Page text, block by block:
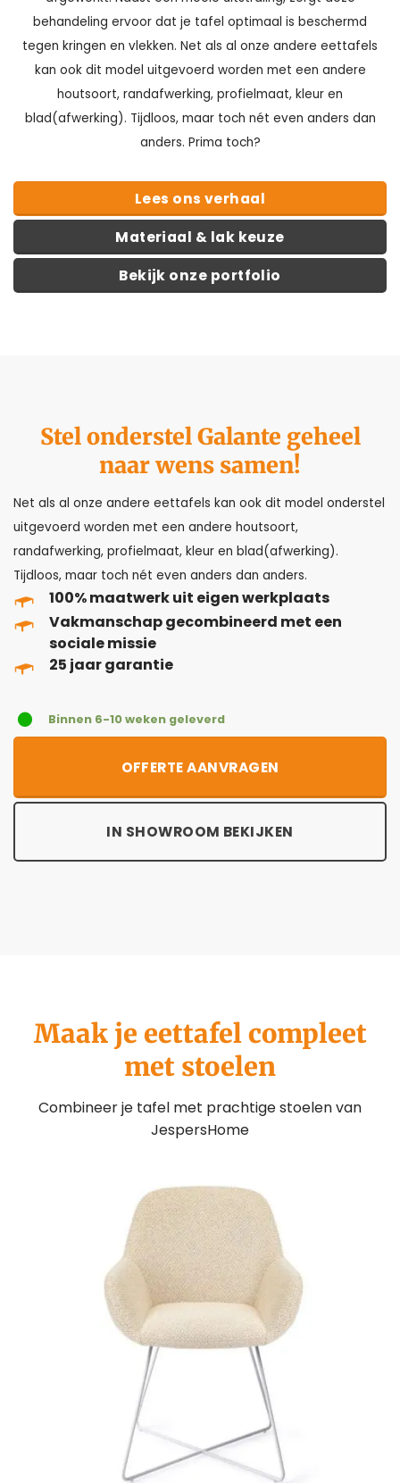
behandeling ervoor dat je tafel optimaal is beschermd
tegen kringen en vlekken. Net als al onze andere eettafels
kan ook dit model uitgevoerd worden met een andere
houtsoort, randafwerking, profielmaat, kleur en
blad(afwerking). Tijdloos, maar toch nét even anders dan
anders. Prima toch?
Lees ons verhaal
Materiaal & lak keuze
Bekijk onze portfolio
Stel onderstel Galante geheel
naar wens samen!
Net als al onze andere eettafels kan ook dit model onderstel
uitgevoerd worden met een andere houtsoort,
randafwerking, profielmaat, kleur en blad(afwerking).
Tijdloos, maar toch nét even anders dan anders.
100% maatwerk uit eigen werkplaats
Vakmanschap gecombineerd met een
sociale missie
25 jaar garantie
Binnen 6-10 weken geleverd
OFFERTE AANVRAGEN
IN SHOWROOM BEKIJKEN
Maak je eettafel compleet
met stoelen
Combineer je tafel met prachtige stoelen van
JespersHome